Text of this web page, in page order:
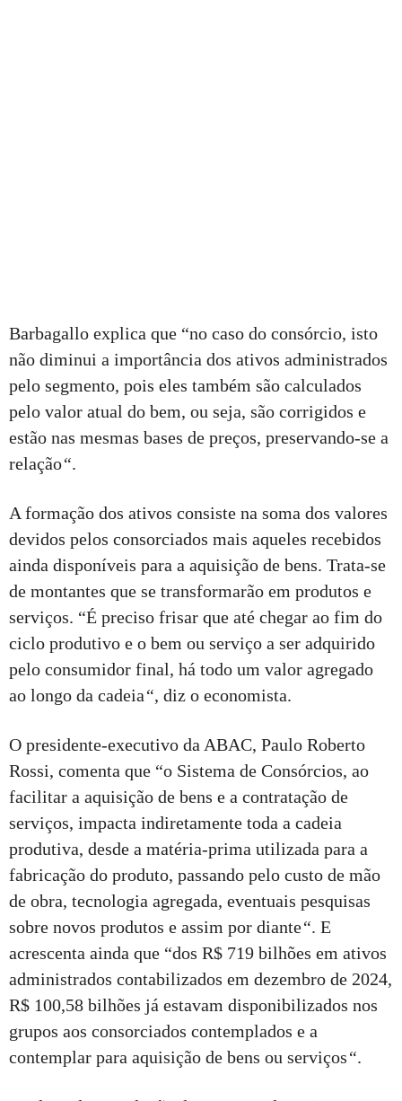
Barbagallo explica que “no caso do consórcio, isto
não diminui a importância dos ativos administrados
pelo segmento, pois eles também são calculados
pelo valor atual do bem, ou seja, são corrigidos e
estão nas mesmas bases de preços, preservando-se a
relação“.
A formação dos ativos consiste na soma dos valores
devidos pelos consorciados mais aqueles recebidos
ainda disponíveis para a aquisição de bens. Trata-se
de montantes que se transformarão em produtos e
serviços. “É preciso frisar que até chegar ao fim do
ciclo produtivo e o bem ou serviço a ser adquirido
pelo consumidor final, há todo um valor agregado
ao longo da cadeia“, diz o economista.
O presidente-executivo da ABAC, Paulo Roberto
Rossi, comenta que “o Sistema de Consórcios, ao
facilitar a aquisição de bens e a contratação de
serviços, impacta indiretamente toda a cadeia
produtiva, desde a matéria-prima utilizada para a
fabricação do produto, passando pelo custo de mão
de obra, tecnologia agregada, eventuais pesquisas
sobre novos produtos e assim por diante“. E
acrescenta ainda que “dos R$ 719 bilhões em ativos
administrados contabilizados em dezembro de 2024,
R$ 100,58 bilhões já estavam disponibilizados nos
grupos aos consorciados contemplados e a
contemplar para aquisição de bens ou serviços“.